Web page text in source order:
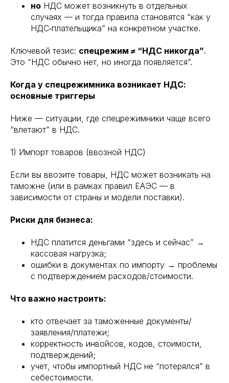
но НДС может возникнуть в отдельных
случаях — и тогда правила становятся “как у
НДС‑плательщика” на конкретном участке.
Ключевой тезис: спецрежим ≠ “НДС никогда”.
Это “НДС обычно нет, но иногда появляется”.
Когда у спецрежимника возникает НДС:
основные триггеры
Ниже — ситуации, где спецрежимники чаще всего
“влетают” в НДС.
1) Импорт товаров (ввозной НДС)
Если вы ввозите товары, НДС может возникать на
таможне (или в рамках правил ЕАЭС — в
зависимости от страны и модели поставки).
Риски для бизнеса:
НДС платится деньгами “здесь и сейчас” →
кассовая нагрузка;
ошибки в документах по импорту → проблемы
с подтверждением расходов/стоимости.
Что важно настроить:
кто отвечает за таможенные документы/
заявления/платежи;
корректность инвойсов, кодов, стоимости,
подтверждений;
учет, чтобы импортный НДС не “потерялся” в
себестоимости.